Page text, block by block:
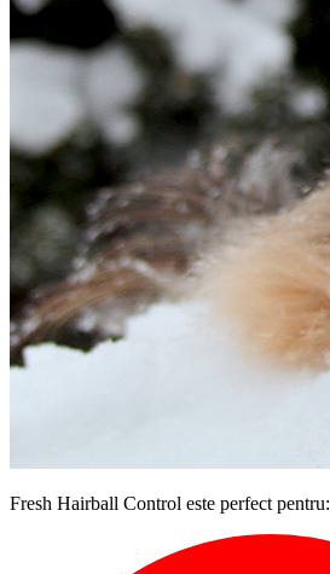
Fresh Hairball Control este perfect pentru: